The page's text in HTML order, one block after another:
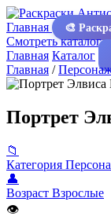
Главная 🎨
Смотреть каталог
Главная Каталог
Главная /
Портрет
📁
Категория
👤
Возраст Взрослые
👁